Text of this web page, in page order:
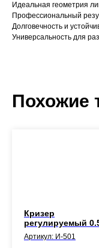
Идеальная геометрия
Профессиональный
Долговечность и
Универсальность для
Похожие
Кризер
регулируемый
Артикул: И-501